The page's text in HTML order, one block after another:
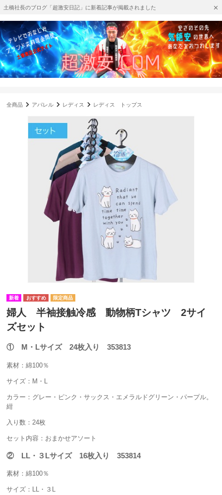
土橋社長のブログ「超激安日記」に新着記事が掲載されました
全商品 アパレル レディス レディス トップス
婦人 半袖接触冷感 動物柄Tシャツ 2サイ
ズセット
① M・Lサイズ 24枚入り 353813
素材：綿100％
サイズ：M・L
カラー：グレー・ピンク・サックス・エメラルドグリーン・パープル。
紺
入り数：24枚
セット内容：おまかせアソート
② LL・３Lサイズ 16枚入り 353814
素材：綿100％
サイズ：LL・３L